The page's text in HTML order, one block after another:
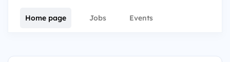
Home page Jobs Events